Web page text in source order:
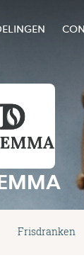
Frisdranken